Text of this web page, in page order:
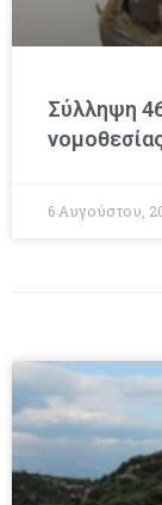
Σύλληψη
6 Αυγούστου,